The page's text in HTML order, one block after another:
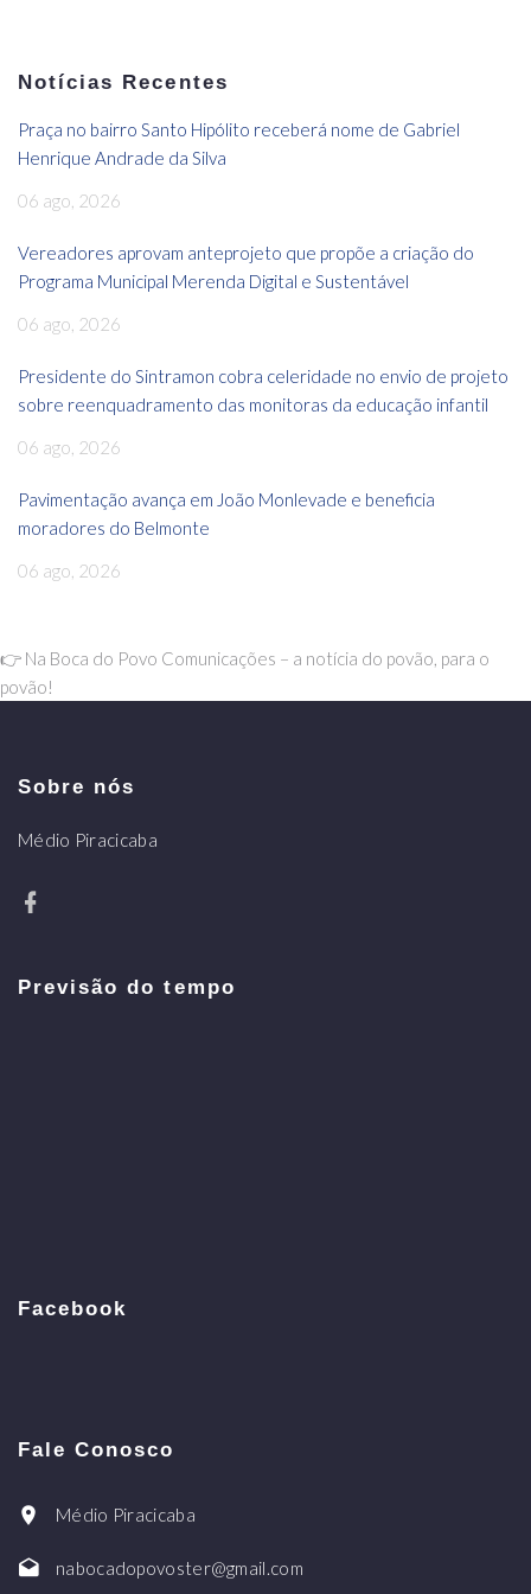
Notícias Recentes
Praça no bairro Santo Hipólito receberá nome de Gabriel
Henrique Andrade da Silva
06 ago, 2026
Vereadores aprovam anteprojeto que propõe a criação do
Programa Municipal Merenda Digital e Sustentável
06 ago, 2026
Presidente do Sintramon cobra celeridade no envio de projeto
sobre reenquadramento das monitoras da educação infantil
06 ago, 2026
Pavimentação avança em João Monlevade e beneficia
moradores do Belmonte
06 ago, 2026
👉 Na Boca do Povo Comunicações – a notícia do povão, para o
povão!
Sobre nós
Médio Piracicaba
Previsão do tempo
Facebook
Fale Conosco
Médio Piracicaba
nabocadopovoster@gmail.com